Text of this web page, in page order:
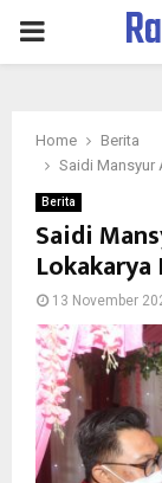
PRIMARY
Home
Berita
Saidi Mansyur
Berita
Saidi
13 November